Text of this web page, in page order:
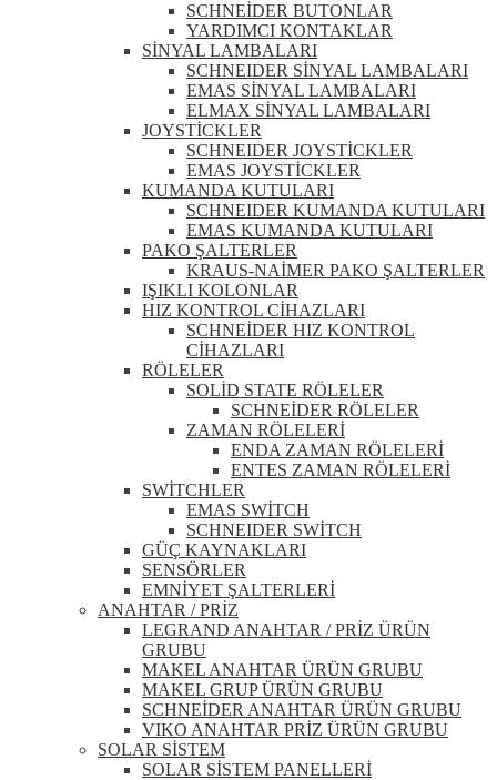
SCHNEİDER BUTONLAR
YARDIMCI KONTAKLAR
SİNYAL LAMBALARI
SCHNEIDER SİNYAL LAMBALARI
EMAS SİNYAL LAMBALARI
ELMAX SİNYAL LAMBALARI
JOYSTİCKLER
SCHNEIDER JOYSTİCKLER
EMAS JOYSTİCKLER
KUMANDA KUTULARI
SCHNEIDER KUMANDA KUTULARI
EMAS KUMANDA KUTULARI
PAKO ŞALTERLER
KRAUS-NAİMER PAKO ŞALTERLER
IŞIKLI KOLONLAR
HIZ KONTROL CİHAZLARI
SCHNEİDER HIZ KONTROL
CİHAZLARI
RÖLELER
SOLİD STATE RÖLELER
SCHNEİDER RÖLELER
ZAMAN RÖLELERİ
ENDA ZAMAN RÖLELERİ
ENTES ZAMAN RÖLELERİ
SWİTCHLER
EMAS SWİTCH
SCHNEIDER SWİTCH
GÜÇ KAYNAKLARI
SENSÖRLER
EMNİYET ŞALTERLERİ
ANAHTAR / PRİZ
LEGRAND ANAHTAR / PRİZ ÜRÜN
GRUBU
MAKEL ANAHTAR ÜRÜN GRUBU
MAKEL GRUP ÜRÜN GRUBU
SCHNEİDER ANAHTAR ÜRÜN GRUBU
VIKO ANAHTAR PRİZ ÜRÜN GRUBU
SOLAR SİSTEM
SOLAR SİSTEM PANELLERİ